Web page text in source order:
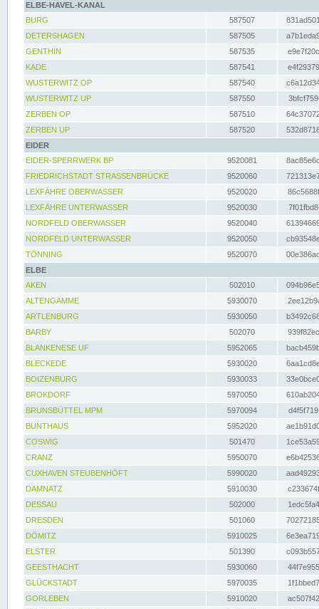
ELBE-HAVEL-KANAL
BURG
587507
DETERSHAGEN
587505
GENTHIN
587535
KADE
587541
WUSTERWITZ OP
587540
WUSTERWITZ UP
587550
ZERBEN OP
587510
ZERBEN UP
587520
EIDER
EIDER-SPERRWERK BP
9520081
FRIEDRICHSTADT STRASSENBRÜCKE
9520060
LEXFÄHRE OBERWASSER
9520020
LEXFÄHRE UNTERWASSER
9520030
NORDFELD OBERWASSER
9520040
NORDFELD UNTERWASSER
9520050
TÖNNING
9520070
ELBE
AKEN
502010
ALTENGAMME
5930070
ARTLENBURG
5930050
BARBY
502070
BLANKENESE UF
5952065
BLECKEDE
5930020
BOIZENBURG
5930033
BROKDORF
5970050
BRUNSBÜTTEL MPM
5970094
BUNTHAUS
5952020
COSWIG
501470
CRANZ
5950070
CUXHAVEN STEUBENHÖFT
5990020
DAMNATZ
5910030
DESSAU
502000
DRESDEN
501060
DÖMITZ
5910025
ELSTER
501390
GEESTHACHT
5930060
GLÜCKSTADT
5970035
GORLEBEN
5910020